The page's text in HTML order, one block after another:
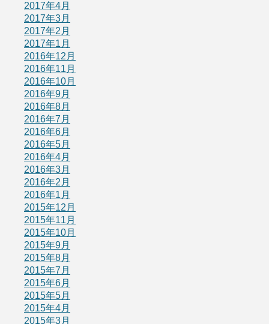
2017年4月
2017年3月
2017年2月
2017年1月
2016年12月
2016年11月
2016年10月
2016年9月
2016年8月
2016年7月
2016年6月
2016年5月
2016年4月
2016年3月
2016年2月
2016年1月
2015年12月
2015年11月
2015年10月
2015年9月
2015年8月
2015年7月
2015年6月
2015年5月
2015年4月
2015年3月